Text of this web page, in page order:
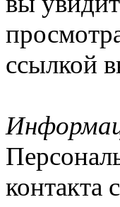
ссылкой
контакта